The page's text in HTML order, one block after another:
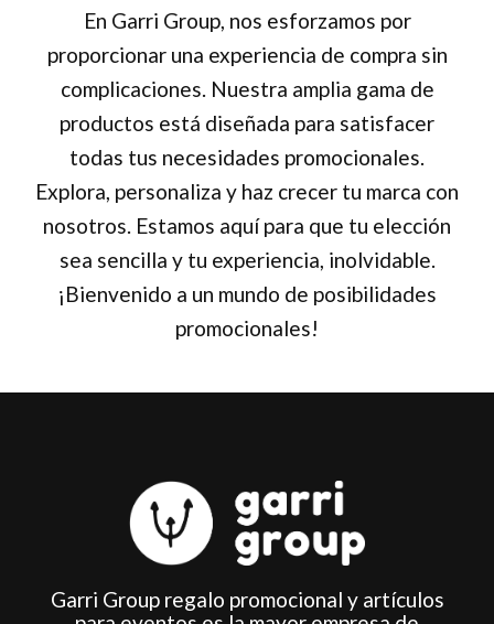
En Garri Group, nos esforzamos por
proporcionar una experiencia de compra sin
complicaciones. Nuestra amplia gama de
productos está diseñada para satisfacer
todas tus necesidades promocionales.
Explora, personaliza y haz crecer tu marca con
nosotros. Estamos aquí para que tu elección
sea sencilla y tu experiencia, inolvidable.
¡Bienvenido a un mundo de posibilidades
promocionales!
Garri Group regalo promocional y artículos